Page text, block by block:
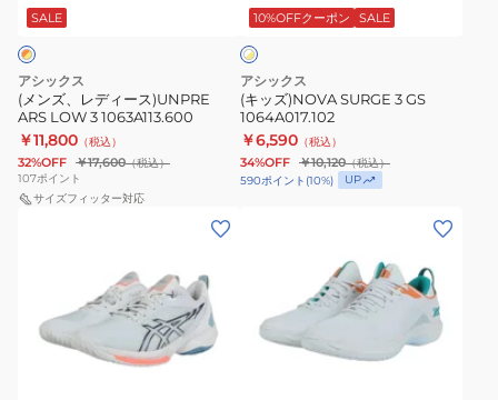
ス)UNPRE
ARS
LOW
3
1063A113.600
SALE
アシックス
(メンズ、レディース)UNPRE
ARS LOW 3 1063A113.600
￥11,800 （税込）
32%OFF ￥17,600（税込）
107ポイント
サイズフィッター対応
10%OFFクーポン SALE
イ
エ
ロ
ー
アシックス
(キッズ)NOVA SURGE 3 GS
1064A017.102
￥6,590 （税込）
34%OFF ￥10,120（税込）
590ポイント (10%) UP